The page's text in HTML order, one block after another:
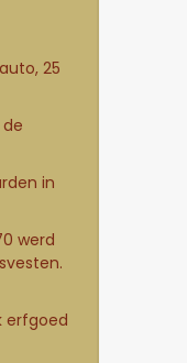
25
in
werd
erfgoed